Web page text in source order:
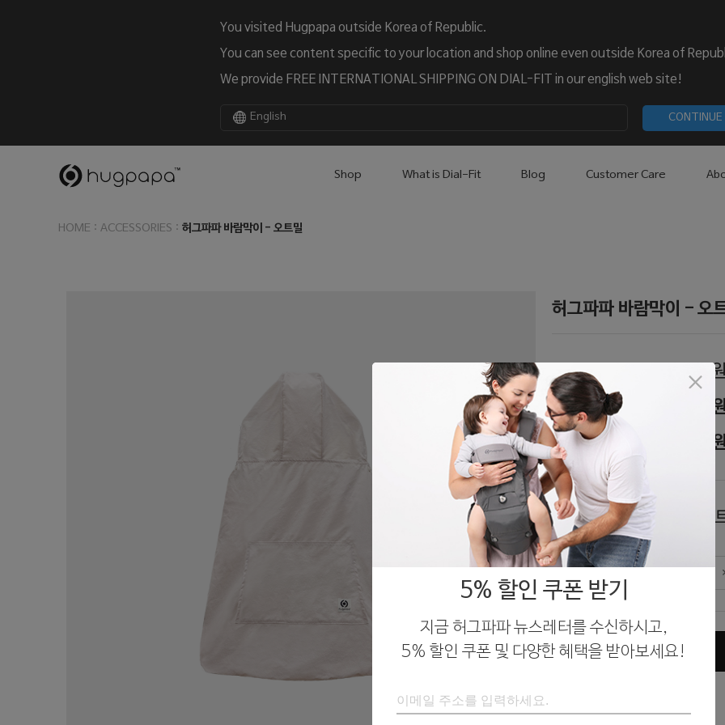
You visited Hugpapa outside Korea of Republic.
You can see content specific to your location and shop online even outside Korea of
We provide FREE INTERNATIONAL SHIPPING ON DIAL-FIT in our english web site!
English CONTINUE
Shop What is Dial-Fit Blog Customer Care
HOME : ACCESSORIES : 허그파파 바람막이 - 오트밀
허그파파 바람막이 - 오
판매가 59,000원
할인가 59,000원
회원가 56,050원
색상 오
구매하기
5% 할인 쿠폰 받기
지금 허그파파 뉴스레터를 수신하시고,
5% 할인 쿠폰 및 다양한 혜택을 받아보세요!